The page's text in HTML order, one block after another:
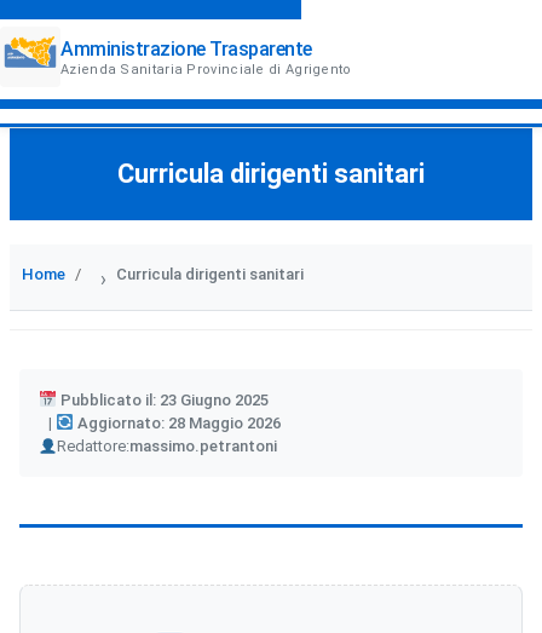
Amministrazione Trasparente
Azienda Sanitaria Provinciale di Agrigento
Curricula dirigenti sanitari
Home › Curricula dirigenti sanitari
Pubblicato il: 23 Giugno 2025
Aggiornato: 28 Maggio 2026
Redattore:
Author massimo.petrantoni